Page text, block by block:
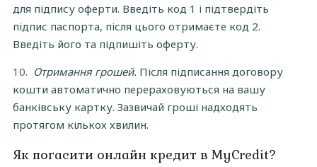
для підпису оферти. Введіть код 1 і підтвердіть
підпис паспорта, після цього отримаєте код 2.
Введіть його та підпишіть оферту.
Отримання грошей. Після підписання договору
кошти автоматично перераховуються на вашу
банківську картку. Зазвичай гроші надходять
протягом кількох хвилин.
Як погасити онлайн кредит в MyCredit?